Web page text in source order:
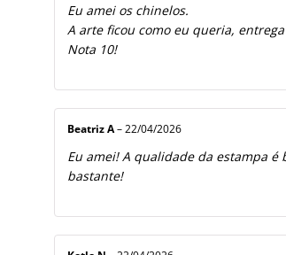
Eu amei os chinelos.
A arte ficou como eu queria,
Nota 10!
Beatriz A – 22/04/2026
Eu amei! A qualidade da estampa
bastante!